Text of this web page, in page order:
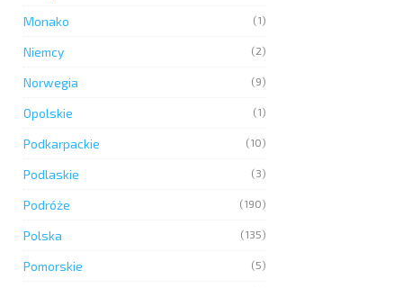
Monako (1)
Niemcy (2)
Norwegia (9)
Opolskie (1)
Podkarpackie (10)
Podlaskie (3)
Podróże (190)
Polska (135)
Pomorskie (5)